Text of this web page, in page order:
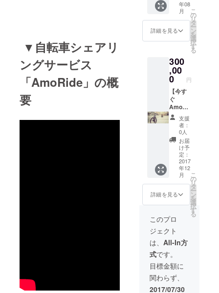
▼自転車シェアリ
ングサービス
「AmoRide」の概
要
せてい
ただき
ます。
※サービ
ス開始
の準備
次第、
AmoRi
de先行
体験会
を開催
します
の
で、"お
届け予
定日"を
大幅に
遅れて
しまう
可能性
があり
ます。
予めご
了承く
ださ
い。 ・
御礼
メール
・サー
ビス
ページ
に
「SPEC
IAL
THANK
S」とし
張し、
AmoRi
deの魅
力を
たっぷ
りお届
す！！
〜 僕た
ちがあ
なたの
住んで
いる街
まで
行っ
て、
AmoRi
deの
サービ
スを細
かくプ
レゼ
ン、
トーク
しま
す！！
この
AmoRi
deの
きっか
けから
最近の
悩みま
で、い
ろいろ
語りま
す。 気
年08
月
詳細を見る
こ
の
リ
タ
ー
ン
を
選
択
す
る
300
,00
0 円
【今す
ぐ
AmoRi
deの
オー
ナーに
なろ
う！！
AmoRi
deの公
式の自
転車の
オー
ナーに
なる権
利
AmoRi
deの公
式の自
転車の
オー
ナーと
なり、
自転車
を持っ
支援
者：
0人
お届
け予
定：
2017
年12
月
詳細を見る
こ
の
リ
タ
ー
ン
を
選
択
す
る
このプロ
ジェクト
は、 All-In方
式です。
目標金額に
関わらず、
2017/07/30